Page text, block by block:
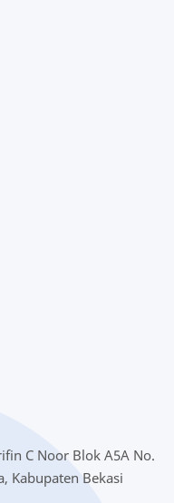
C Noor Blok A5A No.
Kabupaten Bekasi